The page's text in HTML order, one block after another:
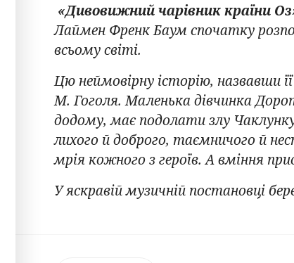
«Дивовижний чарівник країни
Лаймен Френк Баум спочатку
всьому світі.
Цю неймовірну історію, назвавши
М. Гоголя. Маленька дівчинка
додому, має подолати злу
лихого й доброго, таємничого й
мрія кожного з героїв. А вміння
У яскравій музичній постановці